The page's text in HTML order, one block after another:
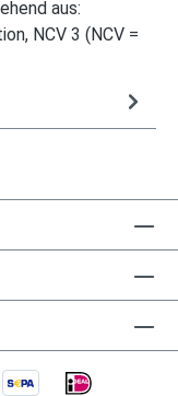
aus:
NCV 3 (NCV =